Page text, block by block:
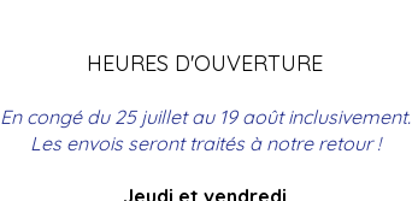
HEURES D'OUVERTURE
En congé du 25 juillet au 19 août inclusivement.
Les envois seront traités à notre retour !
Jeudi et vendredi